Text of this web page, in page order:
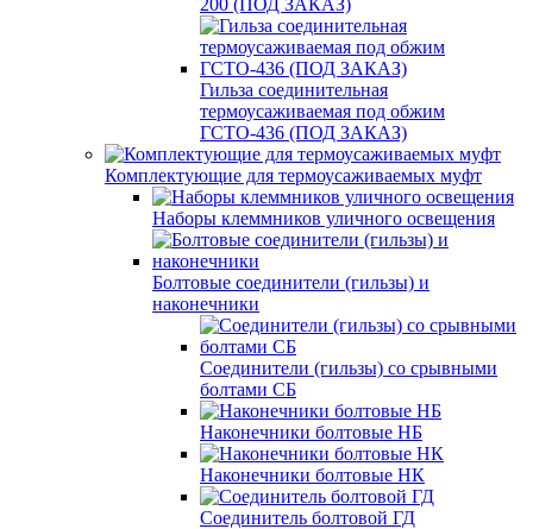
200 (ПОД ЗАКАЗ)
Гильза соединительная
термоусаживаемая под обжим
ГСТО-436 (ПОД ЗАКАЗ)
Комплектующие для термоусаживаемых муфт
Наборы клеммников уличного освещения
Болтовые соединители (гильзы) и
наконечники
Соединители (гильзы) со срывными
болтами СБ
Наконечники болтовые НБ
Наконечники болтовые НК
Соединитель болтовой ГД